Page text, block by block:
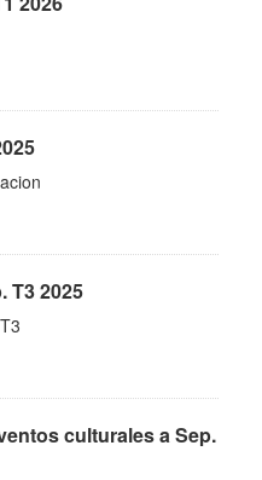
T3 2025
culturales a Sep.